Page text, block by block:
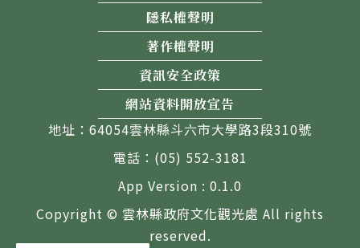
隱私權聲明
著作權聲明
資訊安全政策
網站資料開放宣告
地址：64054雲林縣斗六市大學路3段310號
電話：(05) 552-3181
App Version : 0.1.0
Copyright © 雲林縣政府文化觀光處 All rights
reserved.